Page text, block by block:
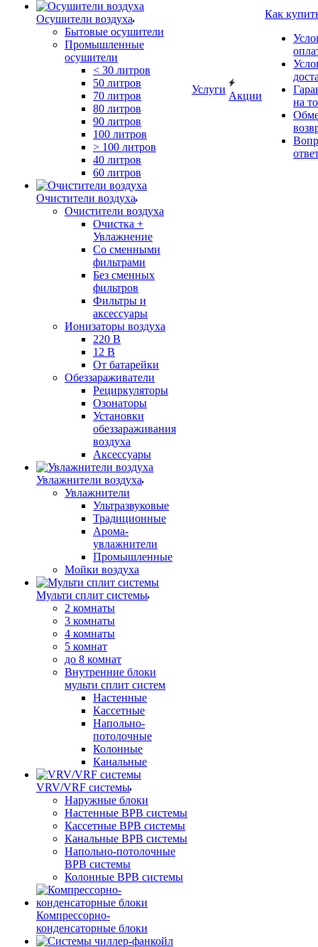
Осушители воздуха
Бытовые осушители
Промышленные
осушители
< 30 литров
50 литров
70 литров
80 литров
90 литров
100 литров
> 100 литров
40 литров
60 литров
Очистители воздуха
Очистители воздуха
Очистка +
Увлажнение
Cо сменными
фильтрами
Без сменных
фильтров
Фильтры и
аксессуары
Ионизаторы воздуха
220 В
12 В
От батарейки
Обеззараживатели
Рециркуляторы
Озонаторы
Установки
обеззараживания
воздуха
Аксессуары
Увлажнители воздуха
Увлажнители
Ультразвуковые
Традиционные
Арома-
увлажнители
Промышленные
Мойки воздуха
Мульти сплит системы
2 комнаты
3 комнаты
4 комнаты
5 комнат
до 8 комнат
Внутренние блоки
мульти сплит систем
Настенные
Кассетные
Напольно-
потолочные
Колонные
Канальные
VRV/VRF системы
Наружные блоки
Настенные ВРВ системы
Кассетные ВРВ системы
Канальные ВРВ системы
Напольно-потолочные
ВРВ системы
Колонные ВРВ системы
Компрессорно-
конденсаторные блоки
Услуги
Акции
Как
на